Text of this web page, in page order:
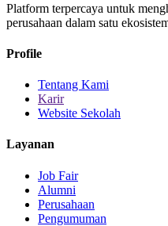
Platform terpercaya untuk
perusahaan dalam satu
Profile
Tentang Kami
Karir
Website Sekolah
Layanan
Job Fair
Alumni
Perusahaan
Pengumuman